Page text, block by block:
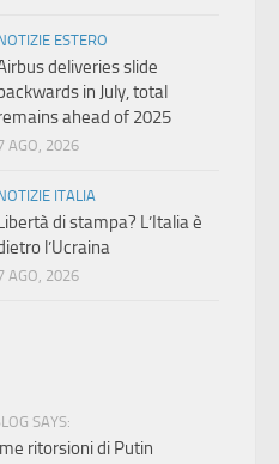
ESTERO
deliveries slide
in July, total
ahead of 2025
AGO, 2026
ITALIA
di stampa? L’Italia è
l’Ucraina
AGO, 2026
SAYS:
ritorsioni di Putin